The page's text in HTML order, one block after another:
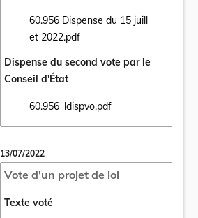
60.956 Dispense du 15 juill
et 2022.pdf
Ouvrir le document 60.956 Dispense du
Dispense du second vote par le
Conseil d'État
60.956_ldispvo.pdf
Ouvrir le document 60.956_ldispvo.pdf
13/07/2022
Vote d'un projet de loi
Texte voté